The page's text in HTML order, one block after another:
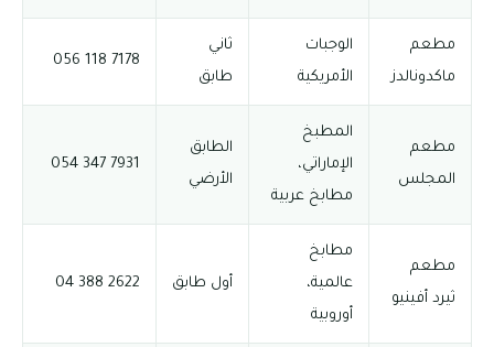
مطعم
ماكدونالدز
الوجبات
الأمريكية
ثاني
طابق
7178 118 056
مطعم
المجلس
المطبخ
الإماراتي،
مطابخ عربية
الطابق
الأرضي
7931 347 054
مطعم
ثيرد أفينيو
مطابخ
عالمية،
أوروبية
أول طابق 2622 388 04